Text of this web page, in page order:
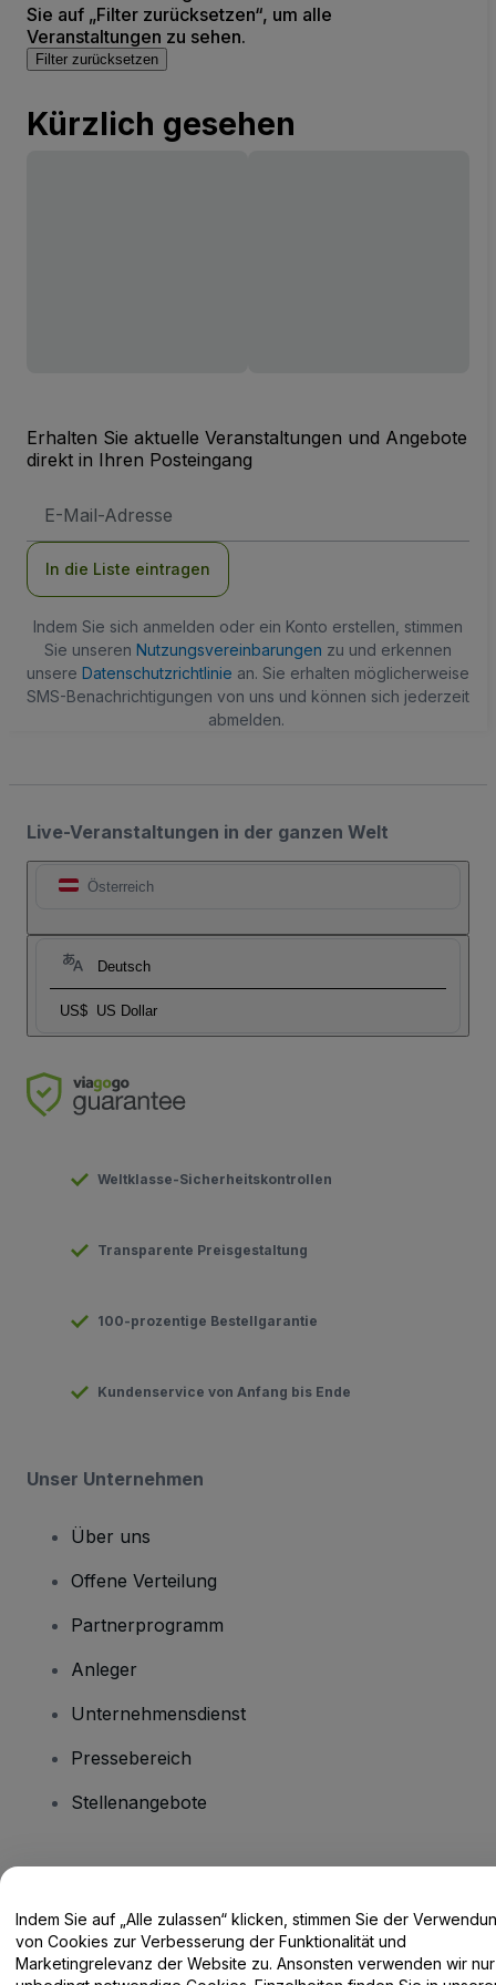
Sie auf „Filter zurücksetzen“, um alle
Veranstaltungen zu sehen.
Filter zurücksetzen
Kürzlich gesehen
Erhalten Sie aktuelle Veranstaltungen und Angebote
direkt in Ihren Posteingang
Mail-
In die Liste eintragen
Indem Sie sich anmelden oder ein Konto erstellen, stimmen
Sie unseren Nutzungsvereinbarungen zu und erkennen
unsere Datenschutzrichtlinie an. Sie erhalten möglicherweise
SMS-Benachrichtigungen von uns und können sich jederzeit
abmelden.
Live-Veranstaltungen in der ganzen Welt
Österreich
Deutsch
US$ US Dollar
Weltklasse-Sicherheitskontrollen
Transparente Preisgestaltung
100-prozentige Bestellgarantie
Kundenservice von Anfang bis Ende
Unser Unternehmen
Über uns
Offene Verteilung
Partnerprogramm
Anleger
Unternehmensdienst
Pressebereich
Stellenangebote
Hilfe-Center / Kontakt
Indem Sie auf „Alle zulassen“ klicken, stimmen Sie der
von Cookies zur Verbesserung der Funktionalität und
Marketingrelevanz der Website zu. Ansonsten verwenden wir nur